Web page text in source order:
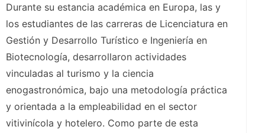
Durante su estancia académica en Europa, las y
los estudiantes de las carreras de Licenciatura en
Gestión y Desarrollo Turístico e Ingeniería en
Biotecnología, desarrollaron actividades
vinculadas al turismo y la ciencia
enogastronómica, bajo una metodología práctica
y orientada a la empleabilidad en el sector
vitivinícola y hotelero. Como parte de esta